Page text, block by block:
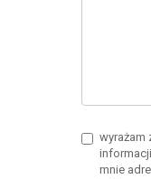
wyrażam
mnie